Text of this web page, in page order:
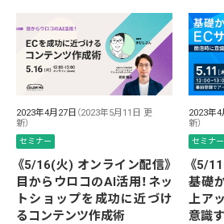
2023年4月27日 （2023年5月11日 更
新）
セミナー
《5/16(火) オンライン配信》
目からウロコのAI活用！ネッ
トショップを成功に近づけ
るコンテンツ作成術
2023年4
新）
セミナー
《5/
基礎
上ア
意識